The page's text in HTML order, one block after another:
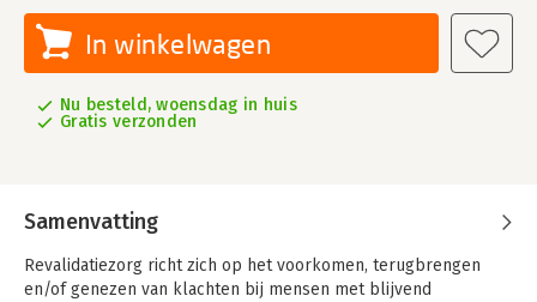
In winkelwagen
Nu besteld, woensdag in huis
Gratis verzonden
Samenvatting
Revalidatiezorg richt zich op het voorkomen, terugbrengen
en/of genezen van klachten bij mensen met blijvend